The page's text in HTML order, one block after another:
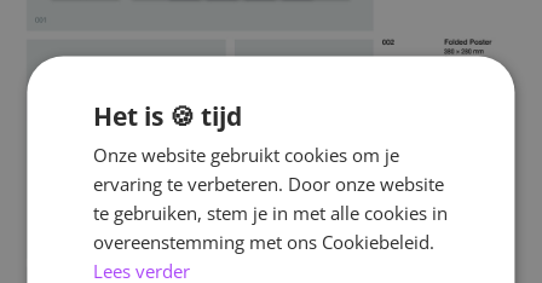
Het is 🍪 tijd
Onze website gebruikt cookies om je
ervaring te verbeteren. Door onze website
te gebruiken, stem je in met alle cookies in
overeenstemming met ons Cookiebeleid.
Lees verder